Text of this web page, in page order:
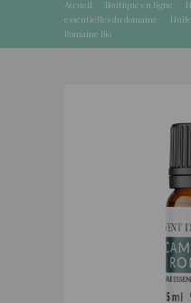
Accueil Boutique en ligne
essentielles du domaine
Romaine Bio